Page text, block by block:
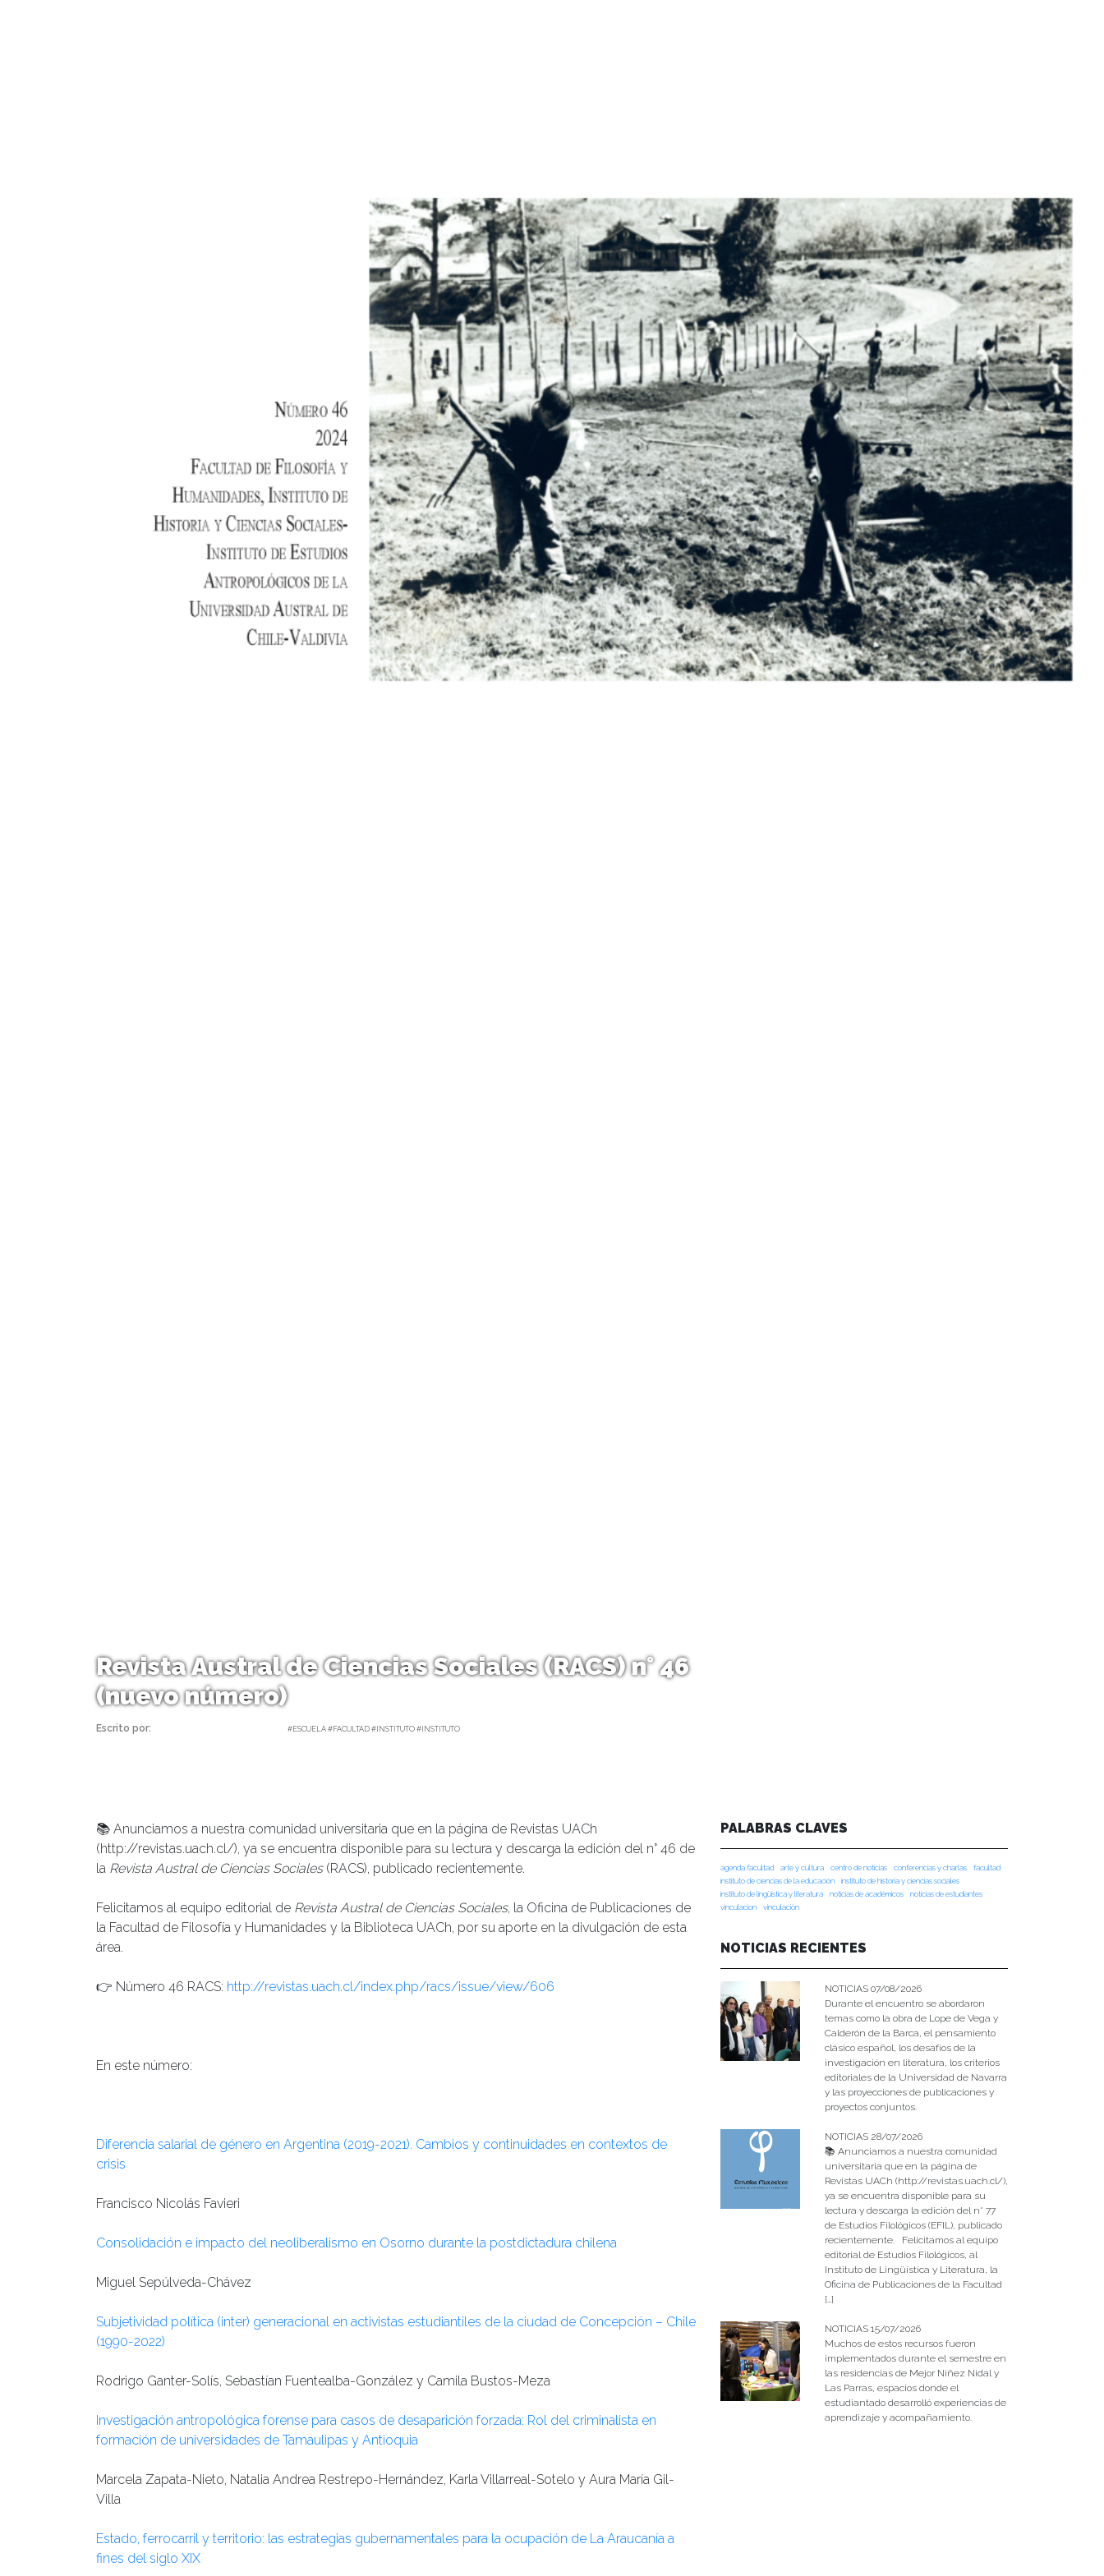
Revista Austral de Ciencias Sociales (RACS) n° 46
(nuevo número)
Escrito por: #ESCUELA #FACULTAD #INSTITUTO #INSTITUTO
📚 Anunciamos a nuestra comunidad universitaria que en la página de Revistas UACh
(http://revistas.uach.cl/), ya se encuentra disponible para su lectura y descarga la edición del n° 46 de
la Revista Austral de Ciencias Sociales(RACS), publicado recientemente.
Felicitamos al equipo editorial de Revista Austral de Ciencias Sociales, la Oficina de Publicaciones de
la Facultad de Filosofía y Humanidades y la Biblioteca UACh, por su aporte en la divulgación de esta
área.
👉 Número 46 RACS: http://revistas.uach.cl/index.php/racs/issue/view/606
En este número:
Diferencia salarial de género en Argentina (2019-2021). Cambios y continuidades en contextos de
crisis
Francisco Nicolás Favieri
Consolidación e impacto del neoliberalismo en Osorno durante la postdictadura chilena
Miguel Sepúlveda-Chávez
Subjetividad política (inter) generacional en activistas estudiantiles de la ciudad de Concepción – Chile
(1990-2022)
Rodrigo Ganter-Solís, Sebastían Fuentealba-González y Camila Bustos-Meza
Investigación antropológica forense para casos de desaparición forzada: Rol del criminalista en
formación de universidades de Tamaulipas y Antioquia
Marcela Zapata-Nieto, Natalia Andrea Restrepo-Hernández, Karla Villarreal-Sotelo y Aura María Gil-
Villa
Estado, ferrocarril y territorio: las estrategias gubernamentales para la ocupación de La Araucanía a
fines del siglo XIX
PALABRAS CLAVES
agenda facultad arte y cultura centro de noticias conferencias y charlas
facultad
instituto de ciencias de la educación
instituto de historia y ciencias sociales
instituto de lingüística y literatura
noticias de académicos
noticias de estudiantes
vinculacion
vinculación
NOTICIAS RECIENTES
NOTICIAS 07/08/2026
Durante el encuentro se abordaron
temas como la obra de Lope de Vega y
Calderón de la Barca, el pensamiento
clásico español, los desafíos de la
investigación en literatura, los criterios
editoriales de la Universidad de Navarra
y las proyecciones de publicaciones y
proyectos conjuntos.
NOTICIAS 28/07/2026
📚 Anunciamos a nuestra comunidad
universitaria que en la página de
Revistas UACh (http://revistas.uach.cl/),
ya se encuentra disponible para su
lectura y descarga la edición del n° 77
de Estudios Filológicos (EFIL), publicado
recientemente. Felicitamos al equipo
editorial de Estudios Filológicos, al
Instituto de Lingüística y Literatura, la
Oficina de Publicaciones de la Facultad
[…]
NOTICIAS 15/07/2026
Muchos de estos recursos fueron
implementados durante el semestre en
las residencias de Mejor Niñez Nidal y
Las Parras, espacios donde el
estudiantado desarrolló experiencias de
aprendizaje y acompañamiento.